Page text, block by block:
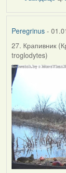
Peregrinus-
27. Крапивник
troglodytes)